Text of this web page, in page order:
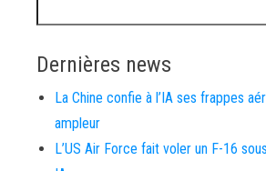
Dernières news
La Chine confie à l’IA ses frappes
ampleur
L’US Air Force fait voler un F-16